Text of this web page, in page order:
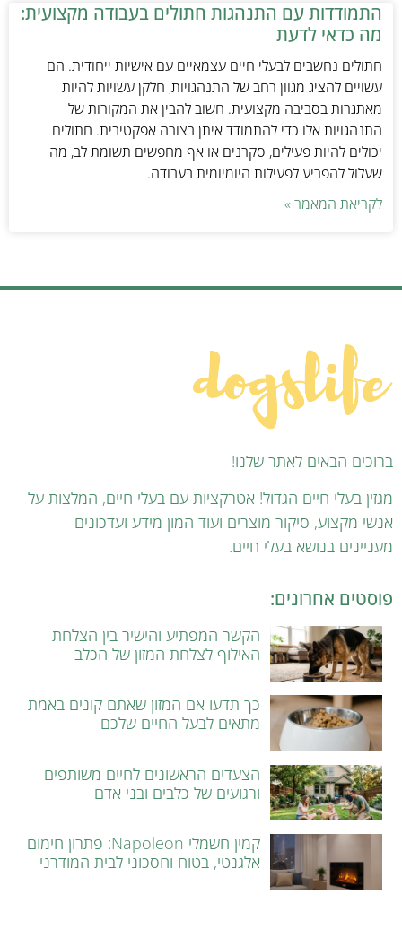
התמודדות עם התנהגות חתולים בעבודה מקצועית:
מה כדאי לדעת
חתולים נחשבים לבעלי חיים עצמאיים עם אישיות ייחודית. הם
עשויים להציג מגוון רחב של התנהגויות, חלקן עשויות להיות
מאתגרות בסביבה מקצועית. חשוב להבין את המקורות של
התנהגויות אלו כדי להתמודד איתן בצורה אפקטיבית. חתולים
יכולים להיות פעילים, סקרנים או אף מחפשים תשומת לב, מה
שעלול להפריע לפעילות היומיומית בעבודה.
לקריאת המאמר »
ברוכים הבאים לאתר שלנו!
מגזין בעלי חיים הגדול! אטרקציות עם בעלי חיים, המלצות על
אנשי מקצוע, סיקור מוצרים ועוד המון מידע ועדכונים
מעניינים בנושא בעלי חיים.
פוסטים אחרונים:
הקשר המפתיע והישיר בין הצלחת
האילוף לצלחת המזון של הכלב
כך תדעו אם המזון שאתם קונים באמת
מתאים לבעל החיים שלכם
הצעדים הראשונים לחיים משותפים
ורגועים של כלבים ובני אדם
קמין חשמלי Napoleon: פתרון חימום
אלגנטי, בטוח וחסכוני לבית המודרני